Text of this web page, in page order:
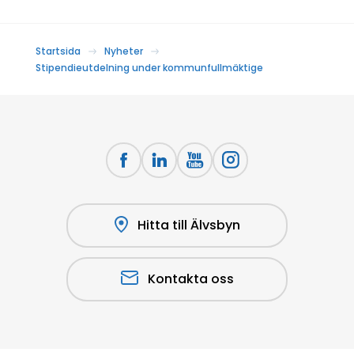
Startsida
Nyheter
Stipendieutdelning under kommunfullmäktige
Hitta till Älvsbyn
Kontakta oss